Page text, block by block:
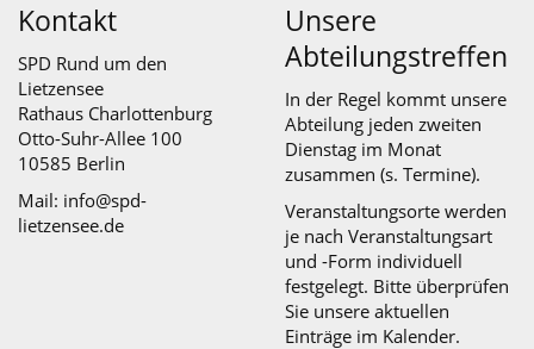
Kontakt
SPD Rund um den
Lietzensee
Rathaus Charlottenburg
Otto-Suhr-Allee 100
10585 Berlin
Mail: info@spd-
lietzensee.de
Unsere
Abteilungstreffen
In der Regel kommt unsere
Abteilung jeden zweiten
Dienstag im Monat
zusammen (s. Termine).
Veranstaltungsorte werden
je nach Veranstaltungsart
und -Form individuell
festgelegt. Bitte überprüfen
Sie unsere aktuellen
Einträge im Kalender.